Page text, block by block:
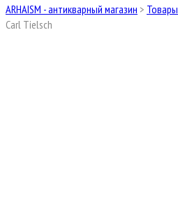
ARHAISM - антикварный магазин > Товары
Carl Tielsch